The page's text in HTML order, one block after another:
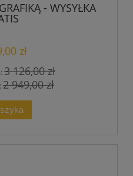
- WYSYŁKA
zł
3 126,00 zł
2 949,00 zł